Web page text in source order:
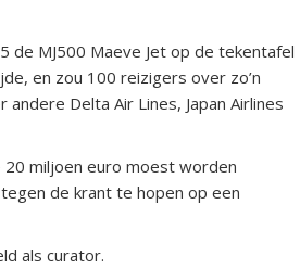
MJ500 Maeve Jet op de tekentafel
en zou 100 reizigers over zo’n
Delta Air Lines, Japan Airlines
miljoen euro moest worden
de krant te hopen op een
als curator.